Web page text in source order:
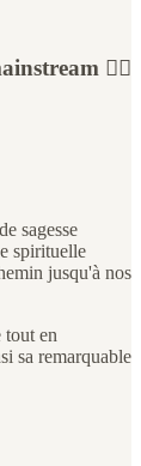
🧘‍♀️
sagesse
spirituelle
jusqu'à nos
tout en
sa remarquable